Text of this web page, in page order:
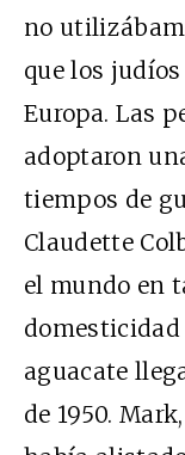
no
que los
Europa. Las
adoptaron
tiempos de
Claudette
el mundo en
aguacate
de 1950.